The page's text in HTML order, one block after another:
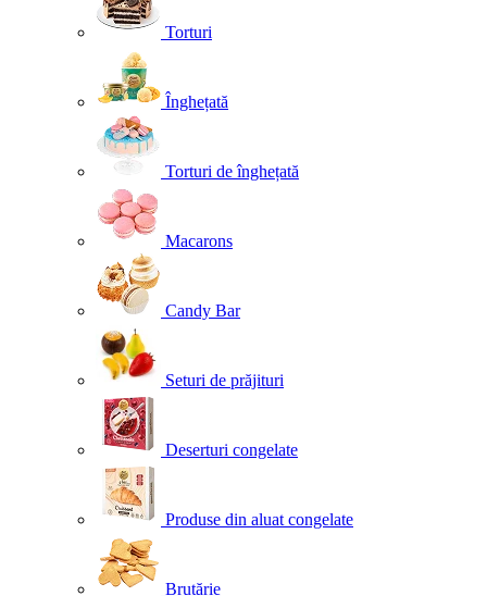
Torturi
Înghețată
Torturi de înghețată
Macarons
Candy Bar
Seturi de prăjituri
Deserturi congelate
Produse din aluat congelate
Brutărie